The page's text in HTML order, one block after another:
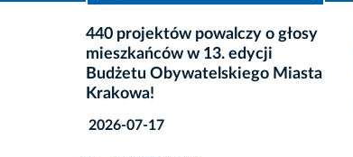
Powołano nową Radę Budżetu
Obywatelskiego Miasta
Krakowa